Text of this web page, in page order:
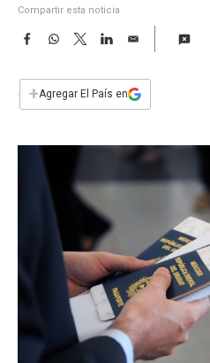
Compartir esta noticia
F
e
b
W
s
T
w
t
L
E
i
l
+Agregar El País en